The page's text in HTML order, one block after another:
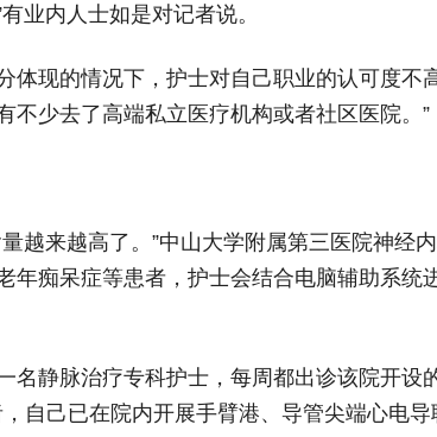
业内人士如是对记者说。
现的情况下，护士对自己职业的认可度
不少去了高端私立医疗机构或者社区医院。”
越来越高了。”中山大学附属第三医院神
痴呆症等患者，护士会结合电脑辅助系
静脉治疗专科护士，每周都出诊该院开
自己已在院内开展手臂港、导管尖端心电导